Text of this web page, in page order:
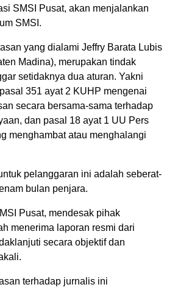
SMSI Pusat, akan menjalankan
SMSI.
yang dialami Jeffry Barata Lubis
Madina), merupakan tindak
setidaknya dua aturan. Yakni
351 ayat 2 KUHP mengenai
secara bersama-sama terhadap
dan pasal 18 ayat 1 UU Pers
menghambat atau menghalangi
pelanggaran ini adalah seberat-
bulan penjara.
Pusat, mendesak pihak
menerima laporan resmi dari
secara objektif dan
terhadap jurnalis ini